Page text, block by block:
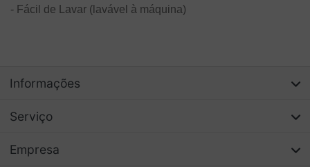
- Fácil de Lavar (lavável à máquina)
Informações
Serviço
Empresa